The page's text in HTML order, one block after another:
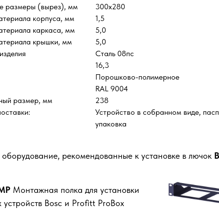
300x280
1,5
5,0
5,0
Сталь 08пс
16,3
Порошково-полимерное
RAL 9004
238
Устройство в собранном виде,
упаковка
размеры (вырез), мм
корпуса, мм
каркаса, мм
крышки, мм
размер, мм
рекомендованные к установке в лючок
Монтажная полка для установки
устройств Bosc и Profitt ProBox